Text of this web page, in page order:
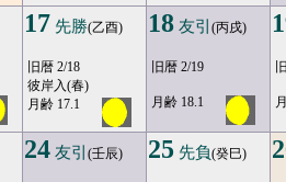
17 先勝(乙酉)
旧暦 2/18
彼岸入(春)
月齢 17.1
18 友引 (丙戌)
旧暦 2/19
月齢 18.1
24 友引 (壬辰) 25 先負(癸巳)